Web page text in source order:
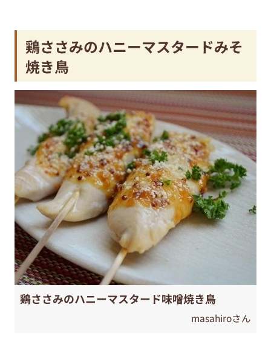
鶏ささみのハニーマスタードみそ
焼き鳥
鶏ささみのハニーマスタード味噌焼き鳥
masahiroさん